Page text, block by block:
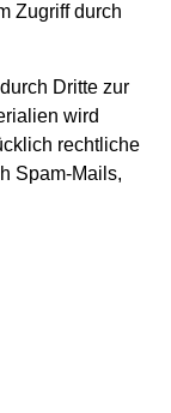
Zugriff durch
Dritte zur
wird
rechtliche
Spam-Mails,